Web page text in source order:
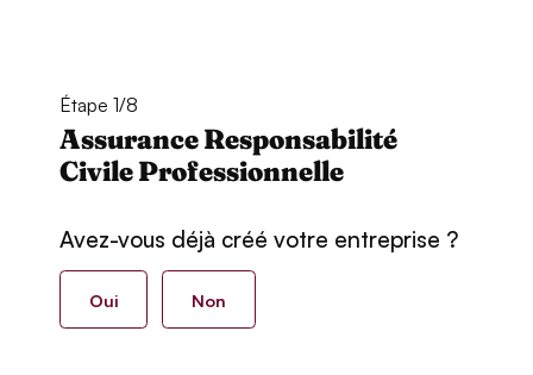
Étape 1/8
Assurance Responsabilité
Civile Professionnelle
Avez-vous déjà créé votre entreprise ?
Oui Non